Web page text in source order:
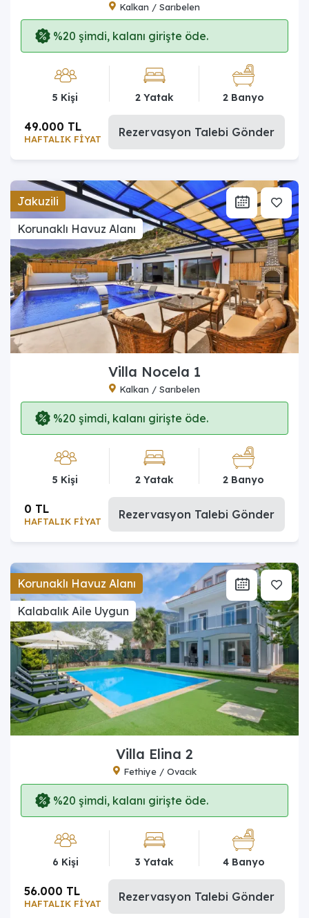
Kalkan / Sarıbelen
%20 şimdi, kalanı girişte öde.
5 Kişi 2 Yatak 2 Banyo
HAFTALIK FİYAT
49.000 TL Rezervasyon Talebi Gönder
Jakuzili
Korunaklı Havuz Alanı
Villa Nocela 1
Kalkan / Sarıbelen
%20 şimdi, kalanı girişte öde.
5 Kişi 2 Yatak 2 Banyo
HAFTALIK FİYAT
0 TL Rezervasyon Talebi Gönder
Korunaklı Havuz Alanı
Kalabalık Aile Uygun
Villa Elina 2
Fethiye / Ovacık
%20 şimdi, kalanı girişte öde.
6 Kişi 3 Yatak 4 Banyo
HAFTALIK FİYAT
56.000 TL Rezervasyon Talebi Gönder